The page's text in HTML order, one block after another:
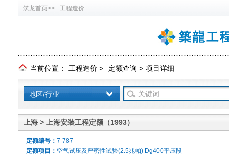
筑龙首页>> 工程造价
当前位置： 工程造价 > 定额查询 > 项目详细
地区/行业
上海 > 上海安装工程定额（1993）
定额编号： 7-787
定额项目： 空气试压及严密性试验(2.5兆帕) Dg400平压段